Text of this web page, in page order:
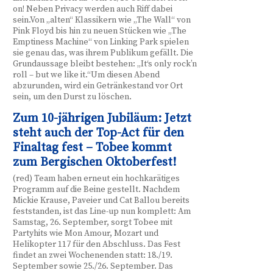
on! Neben Privacy werden auch Riff dabei
sein.Von „alten“ Klassikern wie „The Wall“ von
Pink Floyd bis hin zu neuen Stücken wie „The
Emptiness Machine“ von Linking Park spielen
sie genau das, was ihrem Publikum gefällt. Die
Grundaussage bleibt bestehen: „It‘s only rock’n
roll – but we like it.“Um diesen Abend
abzurunden, wird ein Getränkestand vor Ort
sein, um den Durst zu löschen.
Zum 10-jährigen Jubiläum: Jetzt
steht auch der Top-Act für den
Finaltag fest – Tobee kommt
zum Bergischen Oktoberfest!
(red) Team haben erneut ein hochkarätiges
Programm auf die Beine gestellt. Nachdem
Mickie Krause, Paveier und Cat Ballou bereits
feststanden, ist das Line-up nun komplett: Am
Samstag, 26. September, sorgt Tobee mit
Partyhits wie Mon Amour, Mozart und
Helikopter 117 für den Abschluss. Das Fest
findet an zwei Wochenenden statt: 18./19.
September sowie 25./26. September. Das